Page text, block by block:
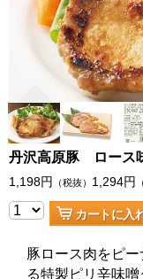
丹沢高原豚 ロース
1,198円 （税抜） 1,294円
カートに入
豚ロース肉をピ
る特製ピリ辛味